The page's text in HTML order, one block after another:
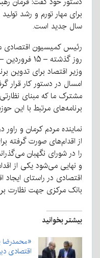
برای مهار تورم و رشد
سال جدید است.
رئیس کمیسیون
روز گذشته –
وزیر اقتصاد برای تدوین
برنامه‌های مرتبط با این
نماینده مردم کرمان و
از اقدام‌های صورت گرفته
را در شورای نگهبان
و نهایی می‌شود یکی از
اقتصادی در راستای ایجاد
بانک مرکزی جهت نظارت
بیشتر بخوانید
«محمدرضا
اقتصادی